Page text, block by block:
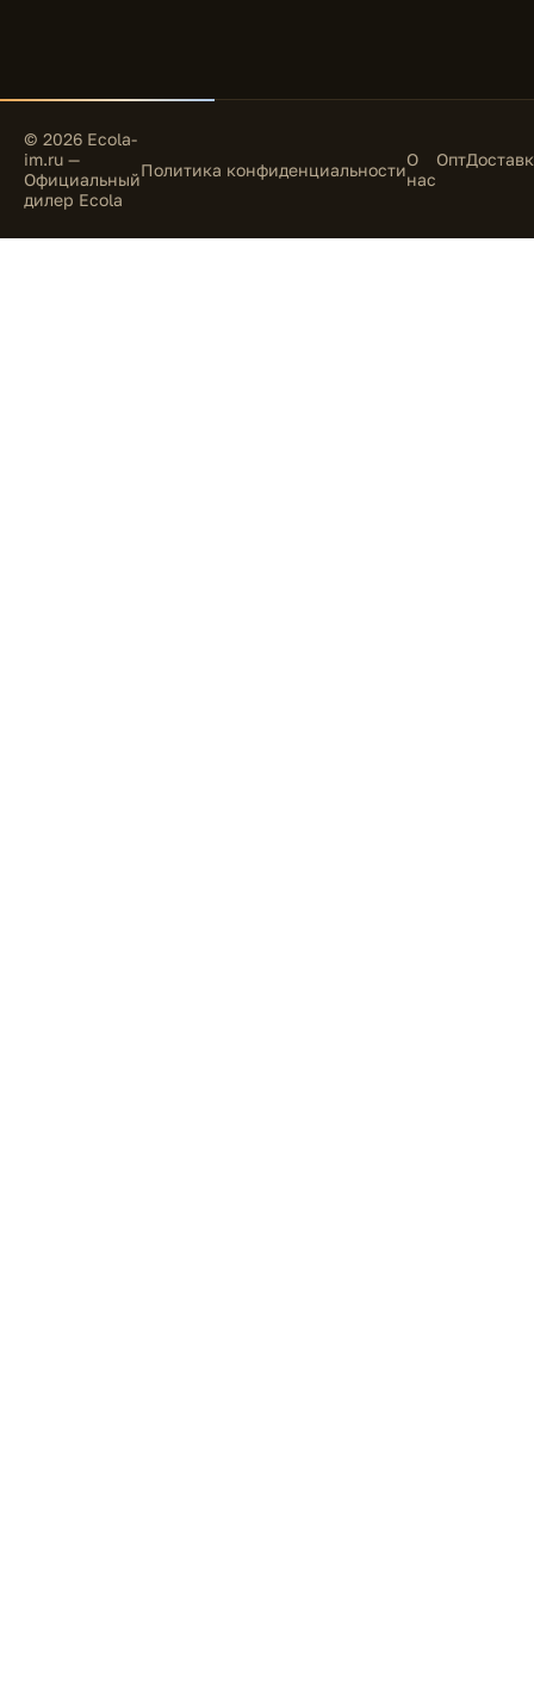
© 2026 Ecola-
im.ru —
Официальный
дилер Ecola
Политика конфиденциальностиО
нас
Опт